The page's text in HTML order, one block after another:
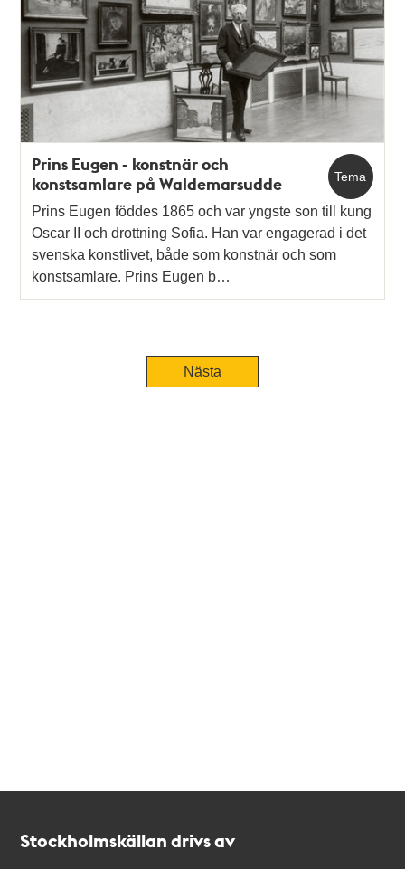
Tema
Prins Eugen - konstnär och
konstsamlare på Waldemarsudde
Prins Eugen föddes 1865 och var yngste son till kung
Oscar II och drottning Sofia. Han var engagerad i det
svenska konstlivet, både som konstnär och som
konstsamlare. Prins Eugen b…
Nästa
Stockholmskällan drivs av